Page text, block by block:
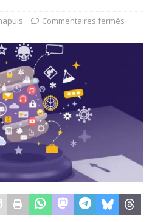
Commentaires fermés